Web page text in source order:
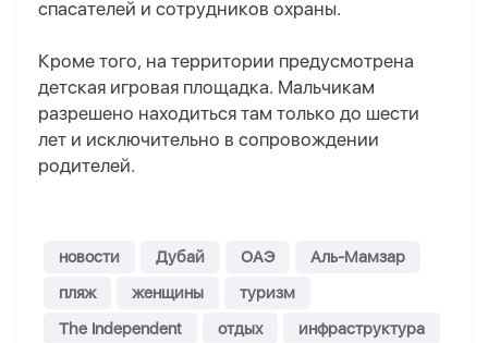
спасателей и сотрудников охраны.
Кроме того, на территории предусмотрена
детская игровая площадка. Мальчикам
разрешено находиться там только до шести
лет и исключительно в сопровождении
родителей.
новости Дубай ОАЭ
Аль-Мамзар
пляж
женщины
туризм
The Independent
отдых
инфраструктура